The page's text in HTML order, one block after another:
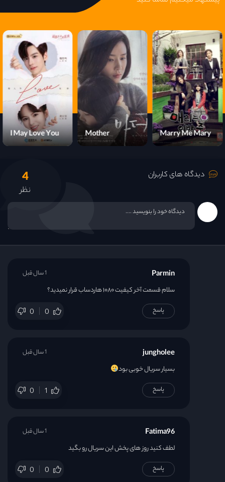
Marry Me Mary
Mother
I May Love You
دیدگاه های کاربران 4
نظر
Parmin
سلام قسمت آخر کيفيت ۱۰۸۰ هاردساب قرار نمیدید؟
0 0
1 سال قبل
پاسخ
jungholee
بسیار سریال خوبی بود
0 1
1 سال قبل
پاسخ
Fatima96
لطف کنید روز های پخش این سریال رو بگید
0 0
1 سال قبل
پاسخ